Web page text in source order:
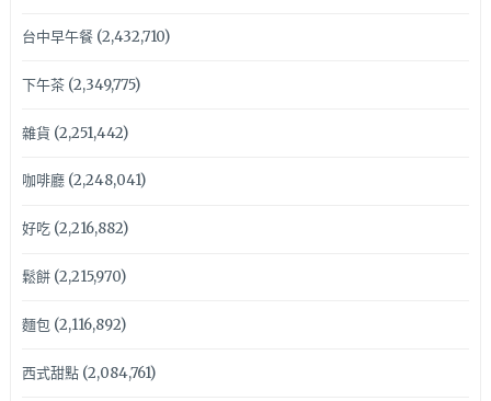
台中早午餐(2,432,710)
下午茶(2,349,775)
雜貨 (2,251,442)
咖啡廳(2,248,041)
好吃(2,216,882)
鬆餅(2,215,970)
麵包(2,116,892)
西式甜點(2,084,761)